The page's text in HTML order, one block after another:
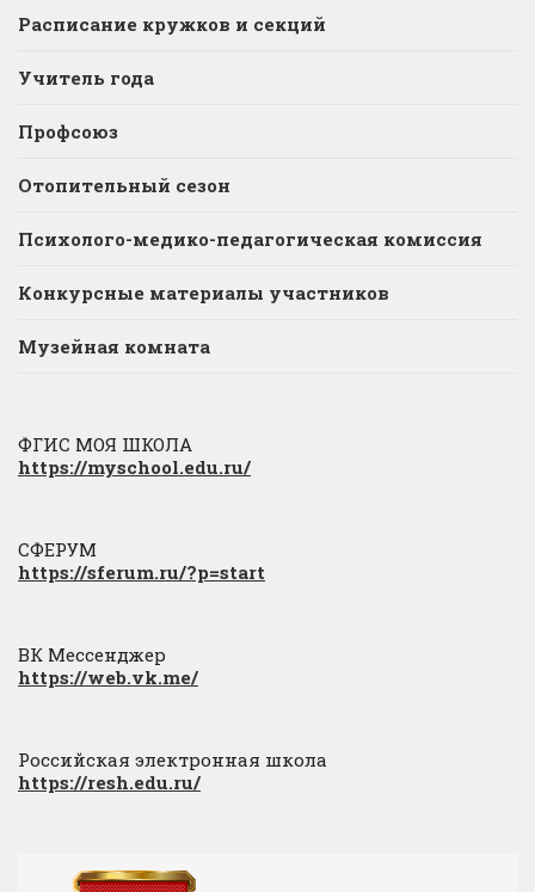
Расписание кружков и секций
Учитель года
Профсоюз
Отопительный сезон
Психолого-медико-педагогическая комиссия
Конкурсные материалы участников
Музейная комната
ФГИС МОЯ ШКОЛА
https://myschool.edu.ru/
СФЕРУМ
https://sferum.ru/?p=start
ВК Мессенджер
https://web.vk.me/
Российская электронная школа
https://resh.edu.ru/